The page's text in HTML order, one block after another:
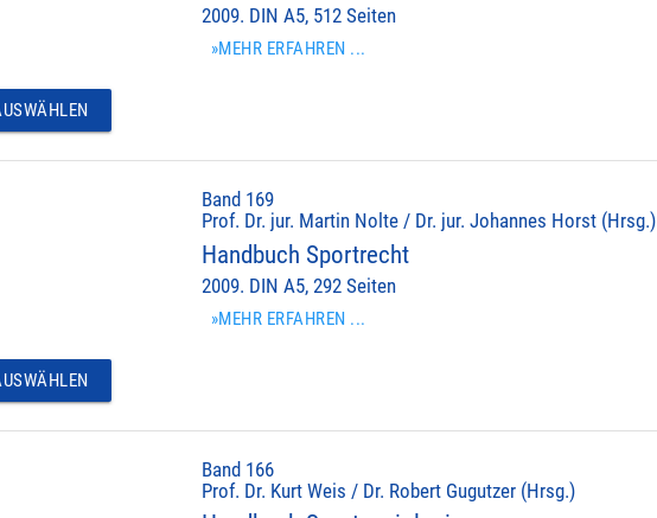
2009. DIN A5, 512 Seiten
»MEHR ERFAHREN ...
Band 169
Prof. Dr. jur. Martin Nolte / Dr. jur. Johannes Horst (Hrsg.)
Handbuch Sportrecht
2009. DIN A5, 292 Seiten
»MEHR ERFAHREN ...
Band 166
Prof. Dr. Kurt Weis / Dr. Robert Gugutzer (Hrsg.)